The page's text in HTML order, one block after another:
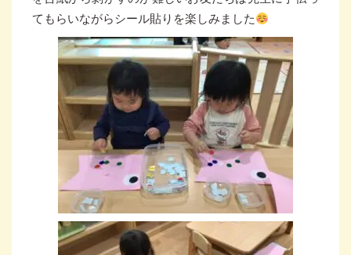
てもらいながらシール貼りを楽しみました